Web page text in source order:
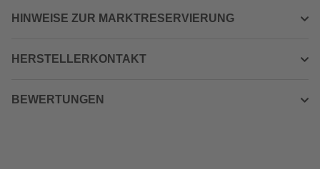
HINWEISE ZUR MARKTRESERVIERUNG
HERSTELLERKONTAKT
BEWERTUNGEN